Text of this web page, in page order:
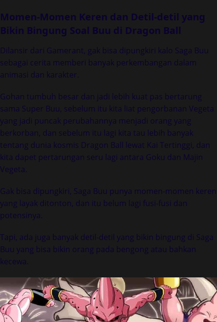
Momen-Momen Keren dan Detil-detil yang
Bikin Bingung Soal Buu di Dragon Ball
Dilansir dari Gamerant, gak bisa dipungkiri kalo Saga Buu
sebagai cerita memberi banyak perkembangan dalam
animasi dan karakter.
Gohan tumbuh besar dan jadi lebih kuat pas bertarung
sama Super Buu, sebelum itu kita liat pengorbanan Vegeta
yang jadi puncak perubahannya menjadi orang yang
berkorban, dan sebelum itu lagi kita tau lebih banyak
tentang dunia kosmis Dragon Ball lewat Kai Tertinggi, dan
kita dapet pertarungan seru lagi antara Goku dan Majin
Vegeta.
Gak bisa dipungkiri, Saga Buu punya momen-momen keren
yang layak ditonton, dan itu belum lagi fusi-fusi dan
potensinya.
Tapi, ada juga banyak detil-detil yang bikin bingung di Saga
Buu yang bisa bikin orang pada bengong atau bahkan
kecewa.